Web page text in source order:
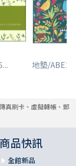
地墊/
真刷卡、虛擬轉帳、郵
商品快訊
全館新品